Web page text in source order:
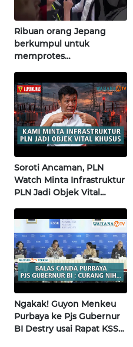
Ribuan orang Jepang
berkumpul untuk
memprotes
pertama di Fujisawa
Soroti Ancaman, PLN
Watch Minta Infrastruktur
PLN Jadi Objek Vital
Research
Ngakak! Guyon Menkeu
Purbaya ke Pjs Gubernur
BI Destry usai Rapat KSSK
WN
JOGJA
WN
WN
BALI
WN
WN
KALTENG
KALTARA
WN
KALSEL
WN
KALTIM